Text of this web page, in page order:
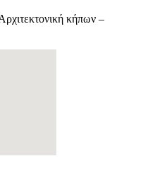
κήπων –